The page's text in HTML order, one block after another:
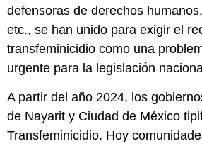
defensoras de derechos
etc., se han unido para exigir el
transfeminicidio como una
urgente para la legislación
A partir del año 2024, los
de Nayarit y Ciudad de México
Transfeminicidio. Hoy